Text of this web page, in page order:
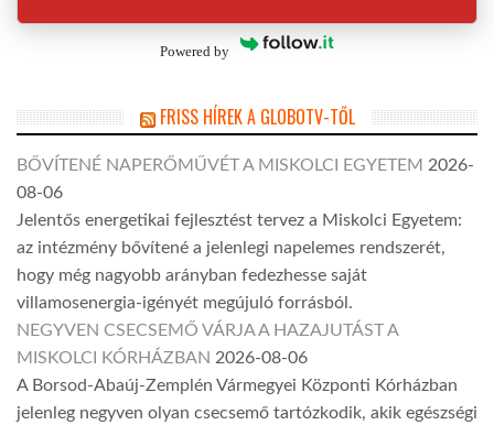
Powered by
FRISS HÍREK A GLOBOTV-TŐL
BŐVÍTENÉ NAPERŐMŰVÉT A MISKOLCI EGYETEM 2026-
08-06
Jelentős energetikai fejlesztést tervez a Miskolci Egyetem:
az intézmény bővítené a jelenlegi napelemes rendszerét,
hogy még nagyobb arányban fedezhesse saját
villamosenergia-igényét megújuló forrásból.
NEGYVEN CSECSEMŐ VÁRJA A HAZAJUTÁST A
MISKOLCI KÓRHÁZBAN 2026-08-06
A Borsod-Abaúj-Zemplén Vármegyei Központi Kórházban
jelenleg negyven olyan csecsemő tartózkodik, akik egészségi